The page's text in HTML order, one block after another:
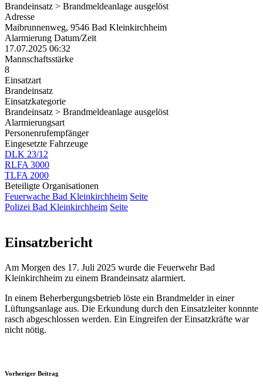
Brandeinsatz > Brandmeldeanlage ausgelöst
Adresse
Maibrunnenweg, 9546 Bad Kleinkirchheim
Alarmierung Datum/Zeit
17.07.2025 06:32
Mannschaftsstärke
8
Einsatzart
Brandeinsatz
Einsatzkategorie
Brandeinsatz > Brandmeldeanlage ausgelöst
Alarmierungsart
Personenrufempfänger
Eingesetzte Fahrzeuge
DLK 23/12
RLFA 3000
TLFA 2000
Beteiligte Organisationen
Feuerwache Bad Kleinkirchheim Seite
Polizei Bad Kleinkirchheim Seite
Einsatzbericht
Am Morgen des 17. Juli 2025 wurde die Feuerwehr Bad
Kleinkirchheim zu einem Brandeinsatz alarmiert.
In einem Beherbergungsbetrieb löste ein Brandmelder in einer
Lüftungsanlage aus. Die Erkundung durch den Einsatzleiter konnnte
rasch abgeschlossen werden. Ein Eingreifen der Einsatzkräfte war
nicht nötig.
Vorheriger Beitrag